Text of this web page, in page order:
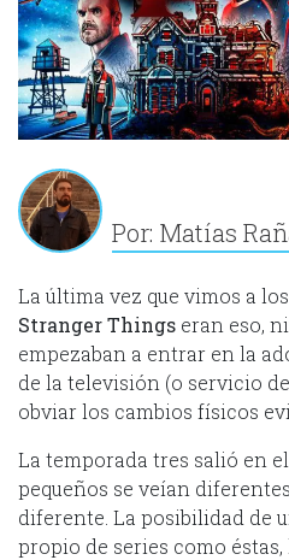
Por: Matías
La última vez que vimos a
Stranger Things eran eso,
empezaban a entrar en la
de la televisión (o servicio
obviar los cambios físicos
La temporada tres salió en
pequeños se veían
diferente. La posibilidad de
propio de series como